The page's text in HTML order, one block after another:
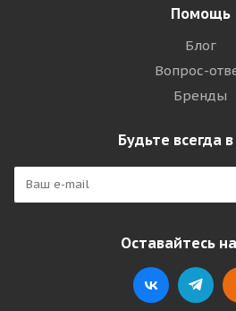
Помощь
Блог
Вопрос-
Бренды
Будьте всегда
Оставайтесь